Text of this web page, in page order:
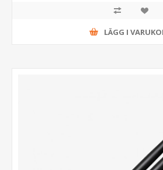
LÄGG I